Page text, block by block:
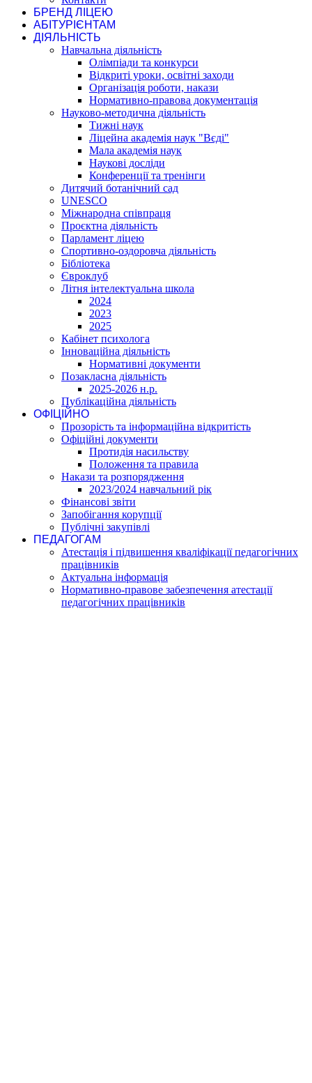
БРЕНД ЛІЦЕЮ
АБІТУРІЄНТАМ
ДІЯЛЬНІСТЬ
Навчальна діяльність
Олімпіади та конкурси
Відкриті уроки, освітні заходи
Організація роботи, накази
Нормативно-правова документація
Науково-методична діяльність
Тижні наук
Ліцейна академія наук "Вєді"
Мала академія наук
Наукові досліди
Конференції та тренінги
Дитячий ботанічний сад
UNESCO
Міжнародна співпраця
Проєктна діяльність
Парламент ліцею
Спортивно-оздоровча діяльність
Бібліотека
Євроклуб
Літня інтелектуальна школа
2024
2023
2025
Кабінет психолога
Інноваційна діяльність
Нормативні документи
Позакласна діяльність
2025-2026 н.р.
Публікаційна діяльність
ОФІЦІЙНО
Прозорість та інформаційна відкритість
Офіційні документи
Протидія насильству
Положення та правила
Накази та розпорядження
2023/2024 навчальний рік
Фінансові звіти
Запобігання корупції
Публічні закупівлі
ПЕДАГОГАМ
Атестація і підвишення кваліфікації педагогічних
працівників
Актуальна інформація
Нормативно-правове забезпечення атестації
педагогічних працівників